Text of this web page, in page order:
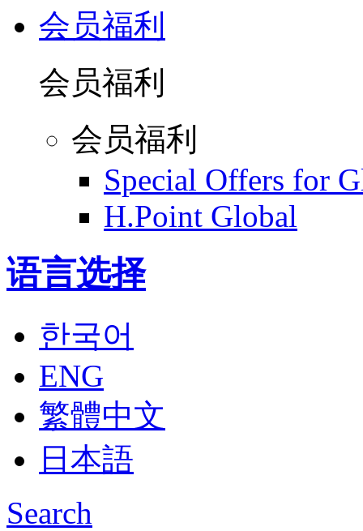
会员福利
会员福利
会员福利
Special Offers for
H.Point Global
语言选择
한국어
ENG
繁體中文
日本語
Search